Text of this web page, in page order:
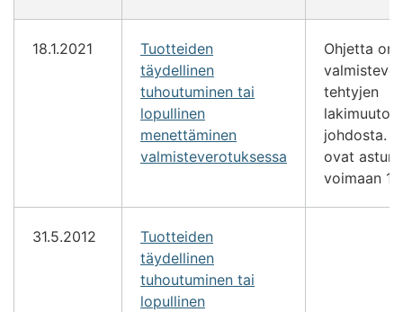
18.1.2021
Tuotteiden
täydellinen
tuhoutuminen tai
lopullinen
menettäminen
valmisteverotuksessa
Ohjetta on
tehtyjen
johdosta.
ovat
voimaan
31.5.2012
Tuotteiden
täydellinen
tuhoutuminen tai
lopullinen